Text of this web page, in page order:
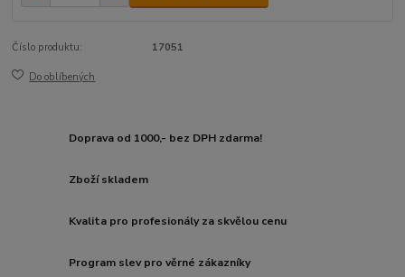
Číslo produktu: 17051
Do oblíbených
Doprava od 1000,- bez DPH zdarma!
Zboží skladem
Kvalita pro profesionály za skvělou cenu
Program slev pro věrné zákazníky